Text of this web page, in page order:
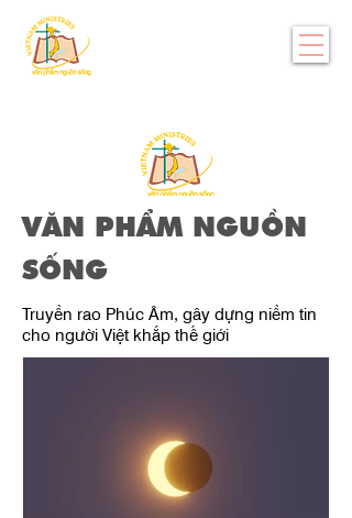
VĂN PHẨM NGUỒN
SỐNG
Truyền rao Phúc Âm, gây dựng niềm tin
cho người Việt khắp thế giới